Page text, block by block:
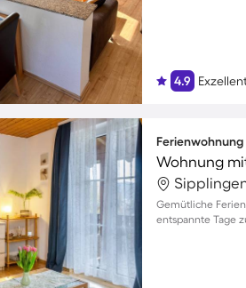
4.9
Ferienwohnung
Wohnung
Gemütliche
entspannte Tage